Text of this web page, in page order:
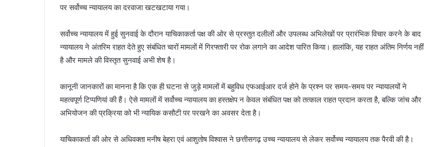
पर सर्वोच्च न्यायालय का दरवाजा खटखटाया गया।
सर्वोच्च न्यायालय में हुई सुनवाई के दौरान याचिकाकर्ता पक्ष की ओर से प्रस्तुत दलीलों और उपलब्ध अभिलेखों पर प्रारंभिक विचार करने के बाद
न्यायालय ने अंतरिम राहत देते हुए संबंधित चारों मामलों में गिरफ्तारी पर रोक लगाने का आदेश पारित किया। हालांकि, यह राहत अंतिम निर्णय नहीं
है और मामले की विस्तृत सुनवाई अभी शेष है।
कानूनी जानकारों का मानना है कि एक ही घटना से जुड़े मामलों में बहुविध एफआईआर दर्ज होने के प्रश्न पर समय-समय पर न्यायालयों ने
महत्वपूर्ण टिप्पणियां की हैं। ऐसे मामलों में सर्वोच्च न्यायालय का हस्तक्षेप न केवल संबंधित पक्ष को तत्काल राहत प्रदान करता है, बल्कि जांच और
अभियोजन की प्रक्रिया को भी न्यायिक कसौटी पर परखने का अवसर देता है।
याचिकाकर्ता की ओर से अधिवक्ता मनीष बेहरा एवं आशुतोष विश्वास ने छत्तीसगढ़ उच्च न्यायालय से लेकर सर्वोच्च न्यायालय तक पैरवी की है।